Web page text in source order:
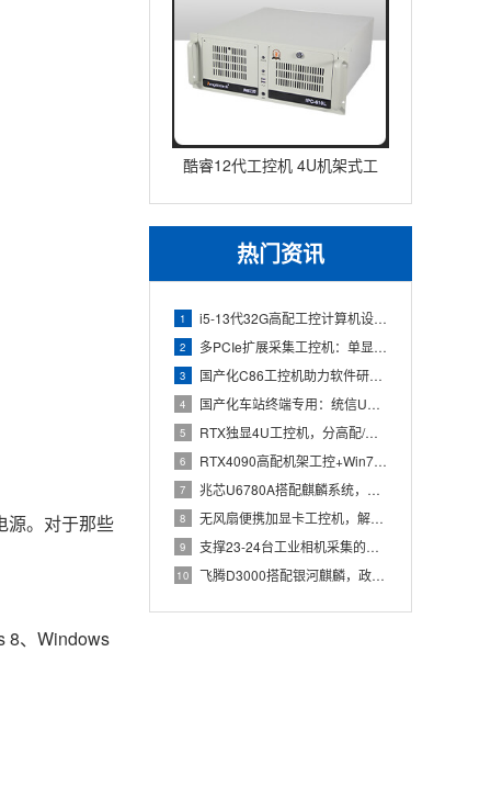
酷睿12代工控机 4U机架式工
业控制器 DT-610L-IZ
热门资讯
1 i5-13代32G高配工控计算机设备，智能制造工位整机显示成
2 多PCIe扩展采集工控机：单显卡+多路采集卡高性价比方案
3 国产化C86工控机助力软件研发：从需求分析到落地部署
4 国产化车站终端专用：统信UOS兆芯八核嵌入式轨交工控机落地方
5 RTX独显4U工控机，分高配/低配适配无人机作业全场景
6 RTX4090高配机架工控+Win7加固笔记本，航空测控硬件
7 兆芯U6780A搭配麒麟系统，国产化工控机赋能航站楼航显调度
8 无风扇便携加显卡工控机，解决户外高波特率串口采集难题
9 支撑23-24台工业相机采集的高配置工控机解决方案推荐
10 飞腾D3000搭配银河麒麟，政务办公国产飞腾工控机落地方案
。对于那些
8、Windows